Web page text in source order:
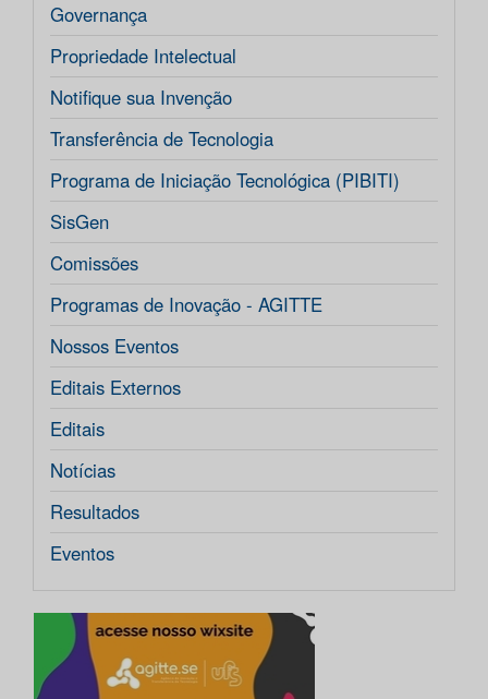
Governança
Propriedade Intelectual
Notifique sua Invenção
Transferência de Tecnologia
Programa de Iniciação Tecnológica (PIBITI)
SisGen
Comissões
Programas de Inovação - AGITTE
Nossos Eventos
Editais Externos
Editais
Notícias
Resultados
Eventos